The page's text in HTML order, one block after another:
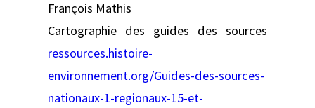
François Mathis
Cartographie des guides des sources
ressources.histoire-
environnement.org/Guides-des-sources-
nationaux-1-regionaux-15-et-